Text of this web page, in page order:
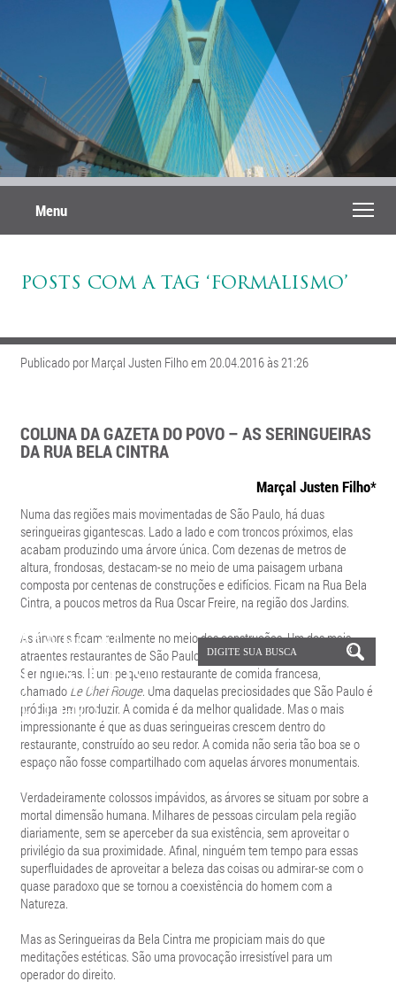
Menu
POSTS COM A TAG ‘FORMALISMO’
Publicado por Marçal Justen Filho em 20.04.2016 às 21:26
COLUNA DA GAZETA DO POVO – AS SERINGUEIRAS
DA RUA BELA CINTRA
Marçal Justen Filho*
Numa das regiões mais movimentadas de São Paulo, há duas
seringueiras gigantescas. Lado a lado e com troncos próximos, elas
acabam produzindo uma árvore única. Com dezenas de metros de
altura, frondosas, destacam-se no meio de uma paisagem urbana
composta por centenas de construções e edifícios. Ficam na Rua Bela
Cintra, a poucos metros da Rua Oscar Freire, na região dos Jardins.
As árvores ficam realmente no meio das construções. Um dos mais
atraentes restaurantes de São Paulo foi construído em torno das
Seringueiras. É um pequeno restaurante de comida francesa,
chamado Le Chef Rouge. Uma daquelas preciosidades que São Paulo é
pródiga em produzir. A comida é da melhor qualidade. Mas o mais
impressionante é que as duas seringueiras crescem dentro do
restaurante, construído ao seu redor. A comida não seria tão boa se o
espaço não fosse compartilhado com aquelas árvores monumentais.
Verdadeiramente colossos impávidos, as árvores se situam por sobre a
mortal dimensão humana. Milhares de pessoas circulam pela região
diariamente, sem se aperceber da sua existência, sem aproveitar o
privilégio da sua proximidade. Afinal, ninguém tem tempo para essas
superfluidades de aproveitar a beleza das coisas ou admirar-se com o
quase paradoxo que se tornou a coexistência do homem com a
Natureza.
Mas as Seringueiras da Bela Cintra me propiciam mais do que
meditações estéticas. São uma provocação irresistível para um
operador do direito.